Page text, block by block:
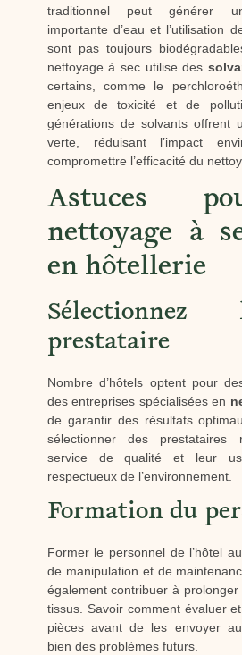
traditionnel peut générer
importante d’eau et l’utilisation
sont pas toujours
nettoyage à sec utilise des
certains, comme le
enjeux de toxicité et de
générations de solvants offrent
verte, réduisant l’impact
compromettre l’efficacité du
Astuces
nettoyage à
en hôtellerie
prestataire
Nombre d’hôtels optent pour
des entreprises spécialisées en
de garantir des résultats
sélectionner des prestataires
service de qualité et leur
respectueux de l’environnement.
Formation du
Former le personnel de l’hôtel
de manipulation et de
également contribuer à
tissus. Savoir comment évaluer
pièces avant de les envoyer
bien des problèmes futurs.